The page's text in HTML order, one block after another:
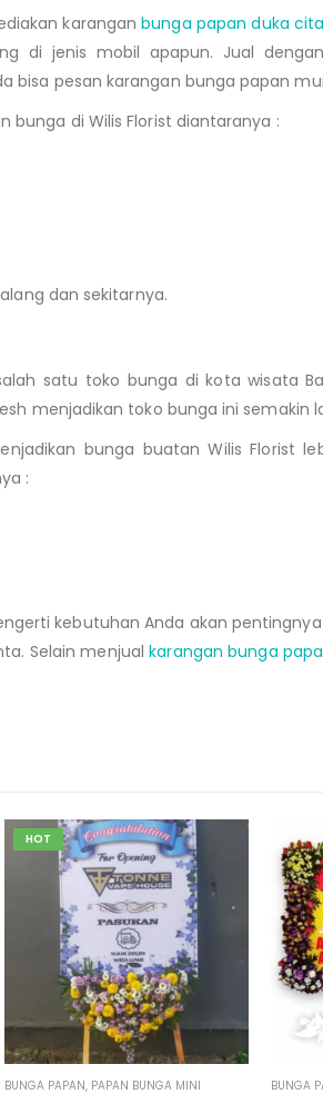
karanganbunga papan duka cita
di jenis mobil apapun. Jual
bisa pesan karangan bunga papan
bunga di Wilis Florist diantaranya :
dan sekitarnya.
satu toko bunga di kota wisata
menjadikan toko bunga ini semakin
bunga buatan Wilis Florist
:
kebutuhan Anda akan
Selain menjualkarangan bunga
BUNGA PAPAN, BUNGA PAPAN SELAMAT & SUKSES BUNGA